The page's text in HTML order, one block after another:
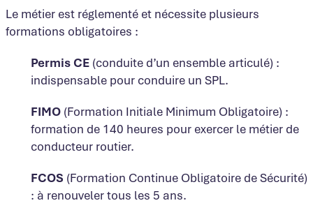
Le métier est réglementé et nécessite plusieurs
formations obligatoires :
Permis CE(conduite d’un ensemble articulé) :
indispensable pour conduire un SPL.
FIMO(Formation Initiale Minimum Obligatoire) :
formation de 140 heures pour exercer le métier de
conducteur routier.
FCOS (Formation Continue Obligatoire de Sécurité)
: à renouveler tous les 5 ans.